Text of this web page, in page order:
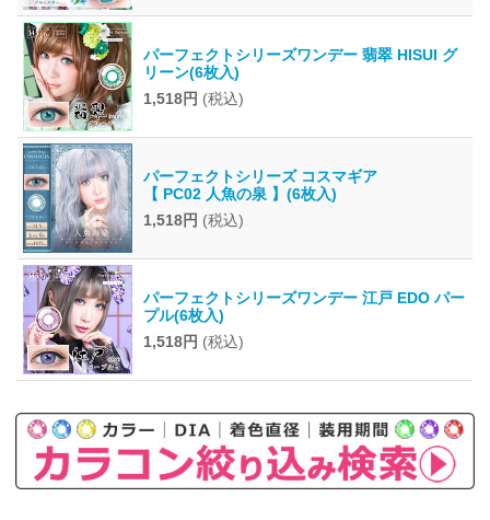
パーフェクトシリーズワンデー 翡翠 HISUI グ
リーン(6枚入)
1,518円 (税込)
パーフェクトシリーズ コスマギア
【 PC02 人魚の泉 】(6枚入)
1,518円 (税込)
パーフェクトシリーズワンデー 江戸 EDO パー
プル(6枚入)
1,518円 (税込)